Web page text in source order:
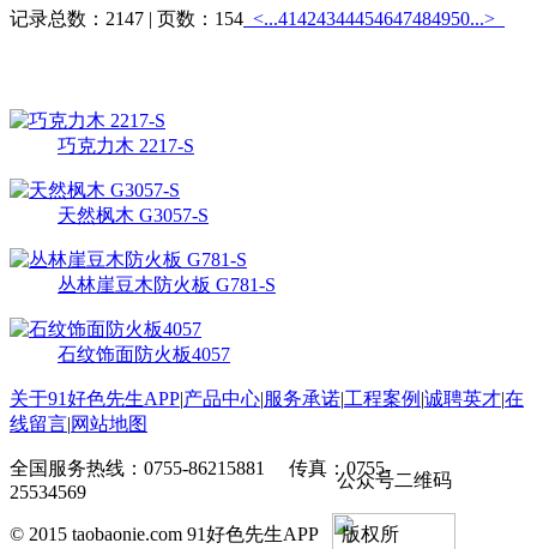
记录总数：2147 | 页数：154 <...41424344454647484950...>
巧克力木 2217-S
天然枫木 G3057-S
丛林崖豆木防火板 G781-S
石纹饰面防火板4057
关于91好色先生APP|产品中心|服务承诺|工程案例 |诚聘英才|在
线留言|网站地图
公众号二维码
全国服务热线：0755-86215881 传真：0755-
25534569
© 2015 taobaonie.com 91好色先生APP 版权所